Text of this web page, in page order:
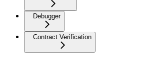
Debugger
Contract Verification